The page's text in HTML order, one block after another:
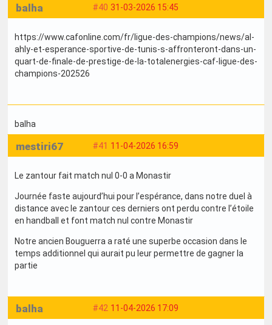
#40 31-03-2026 15:45
balha
https://www.cafonline.com/fr/ligue-des-champions/news/al-
ahly-et-esperance-sportive-de-tunis-s-affronteront-dans-un-
quart-de-finale-de-prestige-de-la-totalenergies-caf-ligue-des-
champions-202526
balha
#41 11-04-2026 16:59
mestiri67
Le zantour fait match nul 0-0 a Monastir
Journée faste aujourd’hui pour l’espérance, dans notre duel à
distance avec le zantour ces derniers ont perdu contre l’étoile
en handball et font match nul contre Monastir
Notre ancien Bouguerra a raté une superbe occasion dans le
temps additionnel qui aurait pu leur permettre de gagner la
partie
#42 11-04-2026 17:09
balha